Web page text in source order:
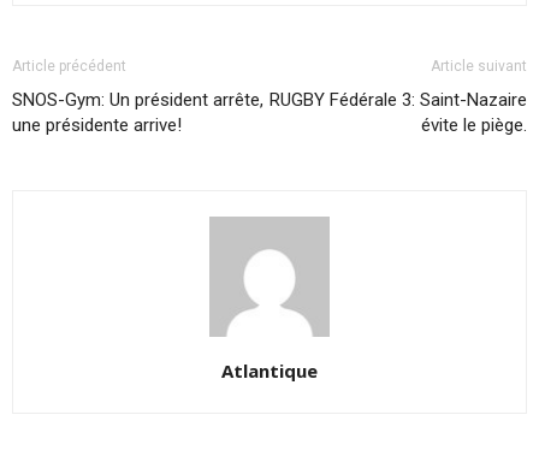
Article précédent
SNOS-Gym: Un président arrête,
une présidente arrive!
Article suivant
RUGBY Fédérale 3: Saint-Nazaire
évite le piège.
Atlantique